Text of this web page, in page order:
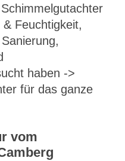
Feuchtigkeit,
haben ->
für das ganze
vom